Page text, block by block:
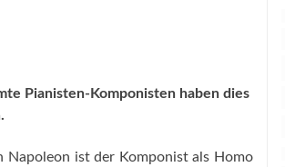
Pianisten-Komponisten haben dies
Napoleon ist der Komponist als Homo